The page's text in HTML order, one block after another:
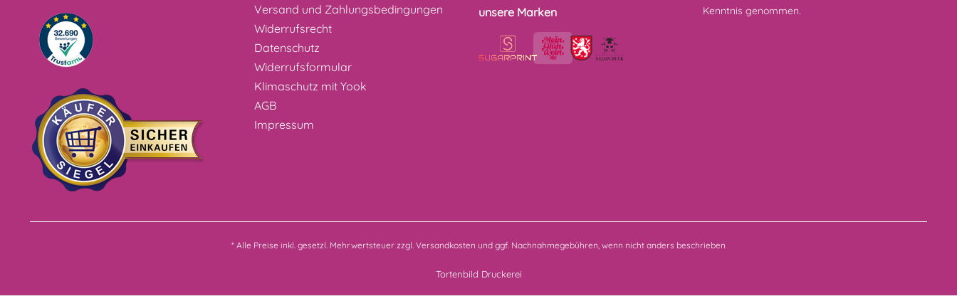
Versand und Zahlungsbedingungen
Widerrufsrecht
Datenschutz
Widerrufsformular
Klimaschutz mit Yook
AGB
Impressum
unsere Marken
Kenntnis genommen.
* Alle Preise inkl. gesetzl. Mehrwertsteuer zzgl. Versandkosten und ggf. Nachnahmegebühren, wenn nicht anders beschrieben
Tortenbild Druckerei